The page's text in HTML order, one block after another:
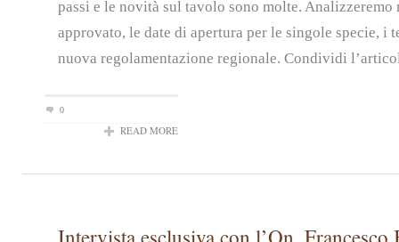
passi e le novità sul tavolo sono molte.
approvato, le date di apertura per le singole specie, i
nuova regolamentazione regionale. Condividi
0
READ MORE
Intervista esclusiva con l’On. Francesco